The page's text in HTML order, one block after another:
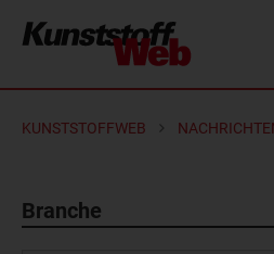
KUNSTSTOFFWEB
Branche